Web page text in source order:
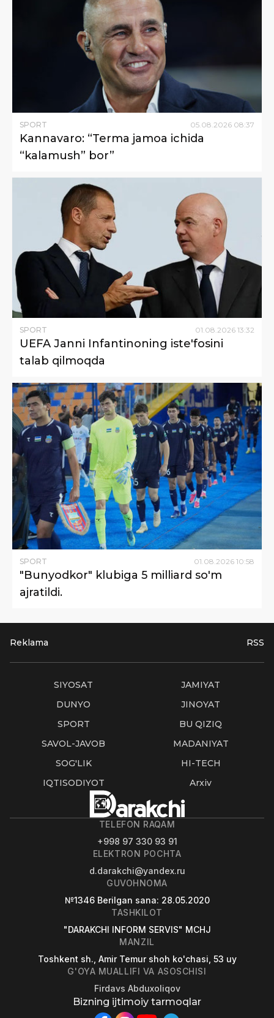
SPORT 05 08 2026 08:37
Kannavaro: “Terma jamoa ichida
“kalamush” bor”
SPORT 01.08.2026 13:32
UEFA Janni Infantinoning iste'fosini
talab qilmoqda
SPORT 01.08.2026 10:58
"Bunyodkor" klubiga 5 milliard so'm
ajratildi.
Reklama RSS
SIYOSAT
JAMIYAT
DUNYO
JINOYAT
SPORT
BU QIZIQ
SAVOL-JAVOB
MADANIYAT
SOG'LIK
HI-TECH
IQTISODIYOT
Arxiv
TELEFON RAQAM
+998 97 330 93 91
ELEKTRON POCHTA
d.darakchi@yandex.ru
GUVOHNOMA
№1346 Berilgan sana: 28.05.2020
TASHKILOT
"DARAKCHI INFORM SERVIS" MCHJ
MANZIL
Toshkent sh., Amir Temur shoh ko'chasi, 53 uy
G'OYA MUALLIFI VA ASOSCHISI
Firdavs Abduxoliqov
Bizning ijtimoiy tarmoqlar